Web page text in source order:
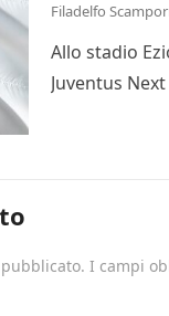
Filadelfo
Allo stadio
Juventus
I campi